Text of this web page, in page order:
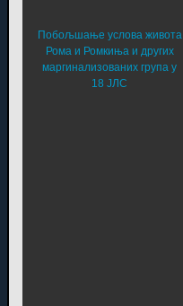
Побољшање услова живота
Рома и Ромкиња и других
маргинализованих група у
18 ЈЛС